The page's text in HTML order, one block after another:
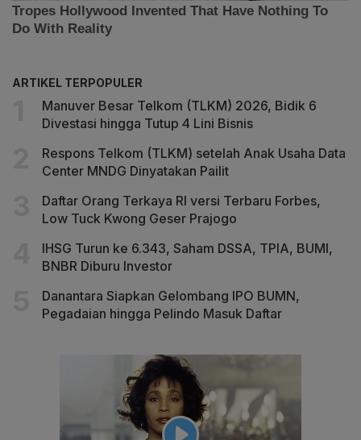
ARTIKEL TERPOPULER
Manuver Besar Telkom (TLKM) 2026, Bidik 6
Divestasi hingga Tutup 4 Lini Bisnis
Respons Telkom (TLKM) setelah Anak Usaha Data
Center MNDG Dinyatakan Pailit
Daftar Orang Terkaya RI versi Terbaru Forbes,
Low Tuck Kwong Geser Prajogo
IHSG Turun ke 6.343, Saham DSSA, TPIA, BUMI,
BNBR Diburu Investor
Danantara Siapkan Gelombang IPO BUMN,
Pegadaian hingga Pelindo Masuk Daftar